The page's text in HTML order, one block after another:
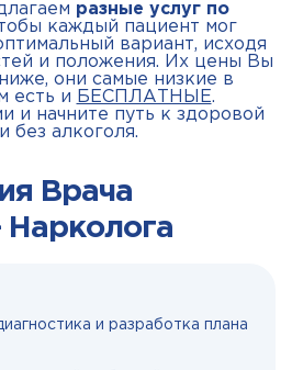
разные услуг по
каждый пациент мог
вариант, исходя
и положения. Их цены Вы
они самые низкие в
есть и БЕСПЛАТНЫЕ.
и начните путь к здоровой
без алкоголя.
Врача
Нарколога
и разработка плана